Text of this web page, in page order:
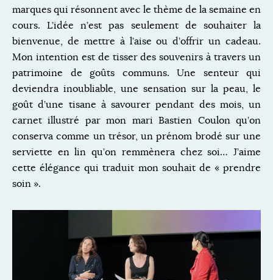
marques qui résonnent avec le thème de la semaine en
cours. L’idée n’est pas seulement de souhaiter la
bienvenue, de mettre à l’aise ou d’offrir un cadeau.
Mon intention est de tisser des souvenirs à travers un
patrimoine de goûts communs. Une senteur qui
deviendra inoubliable, une sensation sur la peau, le
goût d’une tisane à savourer pendant des mois, un
carnet illustré par mon mari Bastien Coulon qu’on
conserva comme un trésor, un prénom brodé sur une
serviette en lin qu’on remmènera chez soi… J’aime
cette élégance qui traduit mon souhait de « prendre
soin ».